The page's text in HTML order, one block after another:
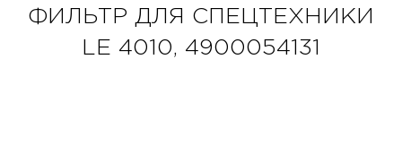
ФИЛЬТР ДЛЯ СПЕЦТЕХНИКИ
LE 4010, 4900054131